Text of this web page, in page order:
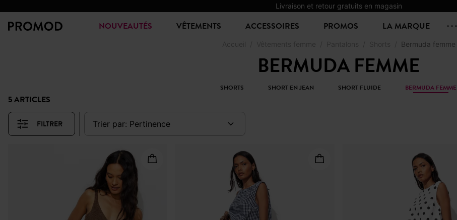
Livraison et retour gratuits en magasin
NOUVEAUTÉS VÊTEMENTS ACCESSOIRES PROMOS LA MARQUE
Bermuda femme
BERMUDA FEMME
SHORTS SHORT EN JEAN SHORT FLUIDE BERMUDA FEMME
5 ARTICLES
FILTRER trier par: pertinence